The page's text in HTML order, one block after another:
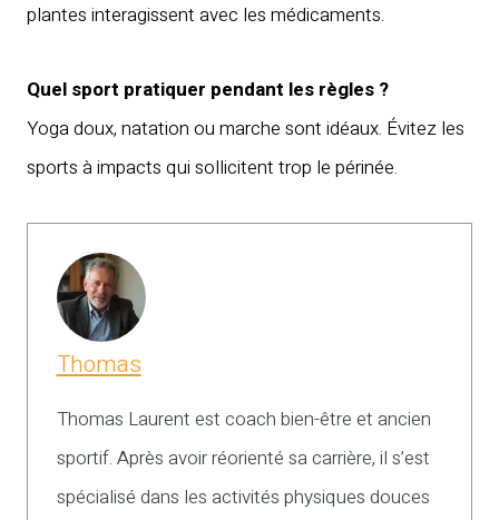
plantes interagissent avec les médicaments.
Quel sport pratiquer pendant les règles ?
Yoga doux, natation ou marche sont idéaux. Évitez les
sports à impacts qui sollicitent trop le périnée.
Thomas
Thomas Laurent est coach bien-être et ancien
sportif. Après avoir réorienté sa carrière, il s’est
spécialisé dans les activités physiques douces